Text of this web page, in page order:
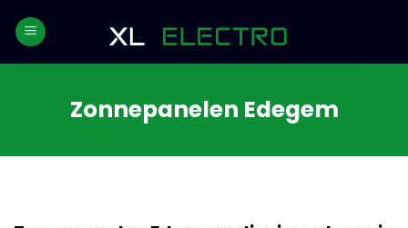
Zonnepanelen Edegem